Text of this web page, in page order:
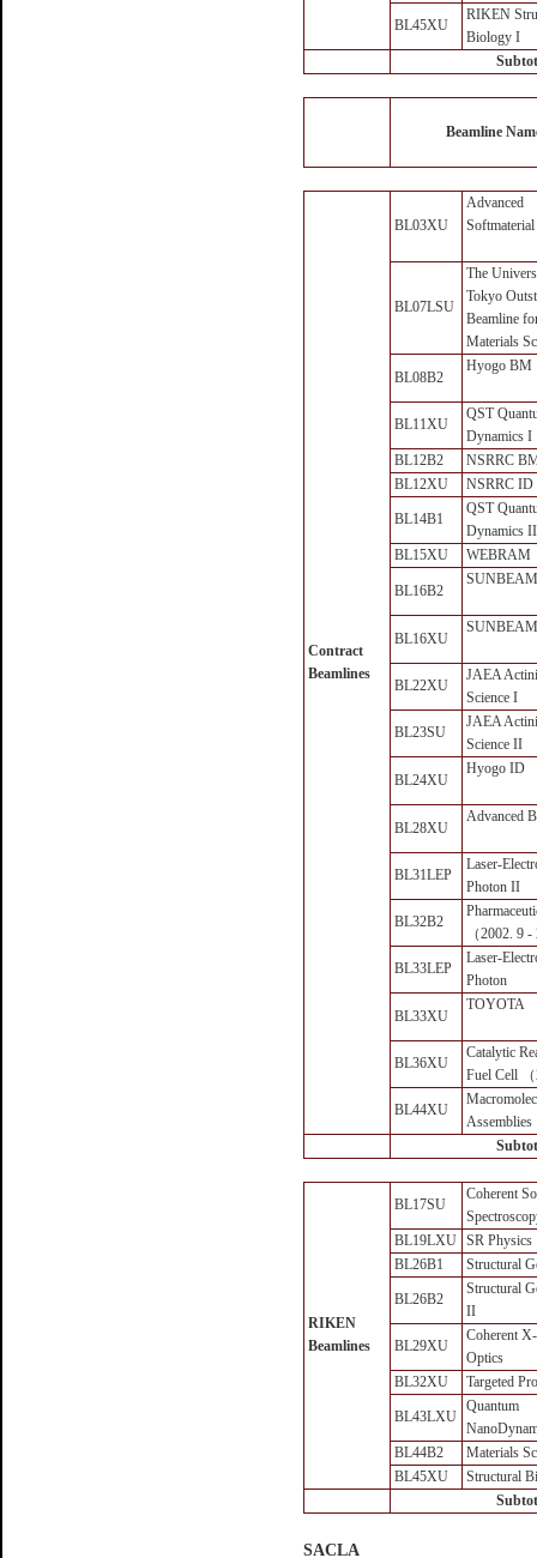
BL45XU
RIKEN
Biology I
Beamline
Contract
Beamlines
BL03XU
Advanced
Softmaterial
BL07LSU
The
Tokyo
Beamline
Materials
BL08B2
Hyogo BM
BL11XU
QST
Dynamics I
BL12B2
NSRRC
BL12XU
NSRRC ID
BL14B1
QST
Dynamics II
BL15XU
WEBRAM
BL16B2
BL16XU
BL22XU
JAEA
Science I
BL23SU
JAEA
Science II
BL24XU
Hyogo ID
BL28XU
Advanced
BL31LEP
Laser-
Photon II
BL32B2
（2002. 9
BL33LEP
Laser-
Photon
BL33XU
TOYOTA
BL36XU
Catalytic
Fuel Cell
BL44XU
Assemblies
RIKEN
Beamlines
BL17SU
Coherent
BL19LXU SR Physics
BL26B1
Structural
BL26B2
Structural
II
BL29XU
Coherent
Optics
BL32XU
Targeted
BL43LXU
Quantum
BL44B2
Materials
BL45XU
Structural
SACLA